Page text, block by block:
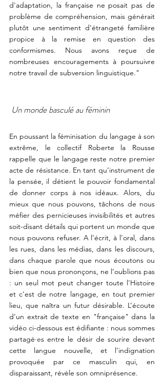
d'adaptation, la française ne posait pas de
problème de compréhension, mais générait
plutôt une sentiment d'étrangeté familière
propice à la remise en question des
conformismes. Nous avons reçue de
nombreuses encouragements à poursuivre
notre travail de subversion linguistique."
Un monde basculé au féminin
En poussant la féminisation du langage à son
extrême, le collectif Roberte la Rousse
rappelle que le langage reste notre premier
acte de résistance. En tant qu’instrument de
la pensée, il détient le pouvoir fondamental
de donner corps à nos idéaux. Alors, du
mieux que nous pouvons, tâchons de nous
méfier des pernicieuses invisibilités et autres
soit-disant détails qui portent un monde que
nous pouvons refuser. A l’écrit, à l’oral, dans
dans chaque parole que nous écoutons ou
bien que nous prononçons, ne l’oublions pas
: un seul mot peut changer toute l'Histoire
et c'est de notre langage, en tout premier
lieu, que naîtra un futur désirable. L’écoute
d’un extrait de texte en "française" dans la
vidéo ci-dessous est édifiante : nous sommes
partagé·es entre le désir de sourire devant
cette langue nouvelle, et l’indignation
provoquée par ce masculin qui, en
disparaissant, révèle son omniprésence.